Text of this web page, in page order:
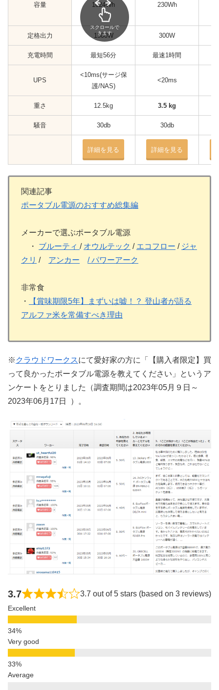
容量 1024Wh 230Wh
定格出力 1500W 300W
充電時間 最短56分 最速1時間
UPS
<10ms(サージ保
護/NAS)
<20ms
重さ 12.5kg 3.5 kg
騒音 30db 30db
詳細を見る 詳細を見る
スクロールで
きます
関連記事
ポータブル電源のおすすめ総集編
メーカーで選ぶポータブル電源
・ ブルーティ / オウルテック / エコフロー / ジャ
クリ / アンカー / パワーアーク
非常食
・
【賞味期限5年】まずいは嘘！？ 登山者が語る
アルファ米を常備すべき理由
※ クラウドワークスにて愛好家の方に「【購入者限定】買
って良かったポータブル電源を教えてください」というア
ンケートをとりました（調査期間は2023年05月９日～
2023年06月17日 ）。
3.7 3.7 out of 5 stars (based on 3 reviews)
Excellent
Very good
Average